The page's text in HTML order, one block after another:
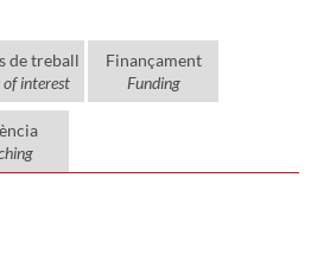
de treball
of interest
Finançament
Funding